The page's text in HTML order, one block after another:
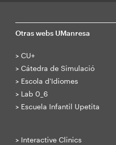
Otras webs UManresa
> CU+
> Cátedra de Simulació
> Escola d'Idiomes
> Lab 0_6
> Escuela Infantil Upetita
> Interactive Clinics